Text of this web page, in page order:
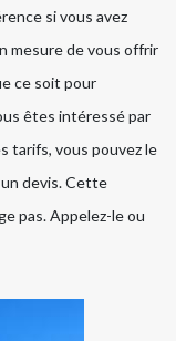
si vous avez
mesure de vous offrir
ce soit pour
êtes intéressé par
tarifs, vous pouvez le
devis. Cette
pas. Appelez-le ou